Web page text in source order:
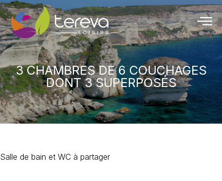
3 CHAMBRES DE 6 COUCHAGES
DONT 3 SUPERPOSÉS
Salle de bain et WC à partager